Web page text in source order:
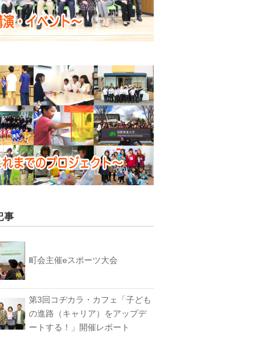
事
町会主催eスポーツ大会
第3回コヂカラ・カフェ「子ども
の進路（キャリア）をアップデ
ートする！」開催レポート